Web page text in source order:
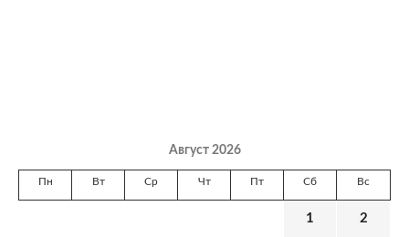
Август 2026
Пн Вт Ср Чт Пт Сб Вс
1 2